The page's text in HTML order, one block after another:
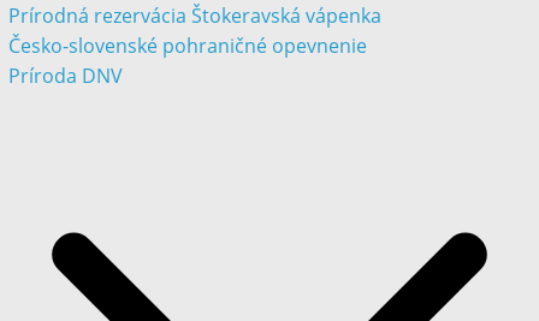
Prírodná rezervácia Štokeravská vápenka
Česko-slovenské pohraničné opevnenie
Príroda DNV